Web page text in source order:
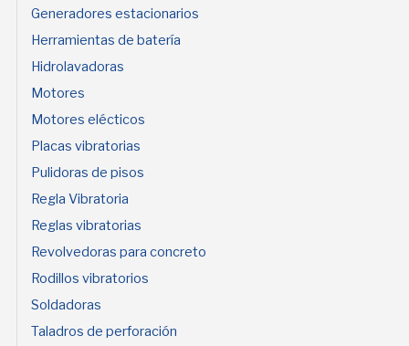
Generadores estacionarios
Herramientas de batería
Hidrolavadoras
Motores
Motores elécticos
Placas vibratorias
Pulidoras de pisos
Regla Vibratoria
Reglas vibratorias
Revolvedoras para concreto
Rodillos vibratorios
Soldadoras
Taladros de perforación